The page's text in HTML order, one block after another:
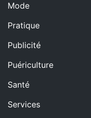
Mode
Pratique
Publicité
Puériculture
Santé
Services